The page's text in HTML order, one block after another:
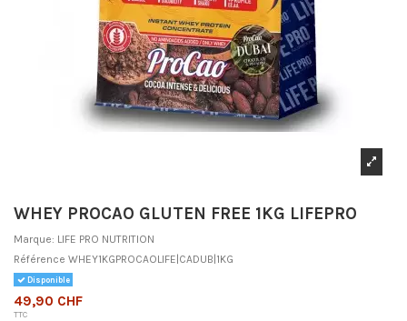
WHEY PROCAO GLUTEN FREE 1KG LIFEPRO
Marque: LIFE PRO NUTRITION
Référence WHEY1KGPROCAOLIFE|CADUB|1KG
Disponible
49,90 CHF
TTC